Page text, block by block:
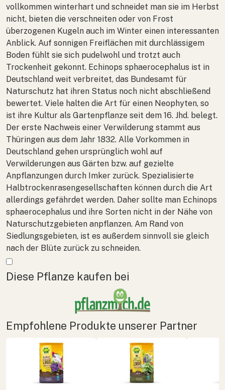
vollkommen winterhart und schneidet man sie im Herbst
nicht, bieten die verschneiten oder von Frost
überzogenen Kugeln auch im Winter einen interessanten
Anblick. Auf sonnigen Freiflächen mit durchlässigem
Boden fühlt sie sich pudelwohl und trotzt auch
Trockenheit gekonnt. Echinops sphaerocephalus ist in
Deutschland weit verbreitet, das Bundesamt für
Naturschutz hat ihren Status noch nicht abschließend
bewertet. Viele halten die Art für einen Neophyten, so
ist ihre Kultur als Gartenpflanze seit dem 16. Jhd. belegt.
Der erste Nachweis einer Verwilderung stammt aus
Thüringen aus dem Jahr 1832. Alle Vorkommen in
Deutschland gehen ursprünglich wohl auf
Verwilderungen aus Gärten bzw. auf gezielte
Anpflanzungen durch Imker zurück. Spezialisierte
Halbtrockenrasengesellschaften können durch die Art
allerdings gefährdet werden. Daher sollte man Echinops
sphaerocephalus und ihre Sorten nicht in der Nähe von
Naturschutzgebieten anpflanzen. Am Rand von
Siedlungsgebieten, ist es außerdem sinnvoll sie gleich
nach der Blüte zurück zu schneiden.
Mehr anzeigen
Diese Pflanze kaufen bei
Empfohlene Produkte unserer Partner